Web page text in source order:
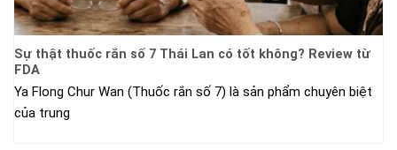
Sự thật thuốc rắn số 7 Thái Lan có tốt không? Review từ
FDA
Ya Flong Chur Wan (Thuốc rắn số 7) là sản phẩm chuyên biệt
của trung